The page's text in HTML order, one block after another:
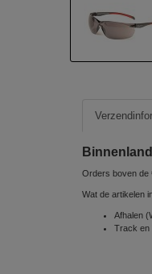
Orders boven de
Wat de artikelen
Afhalen
Track en